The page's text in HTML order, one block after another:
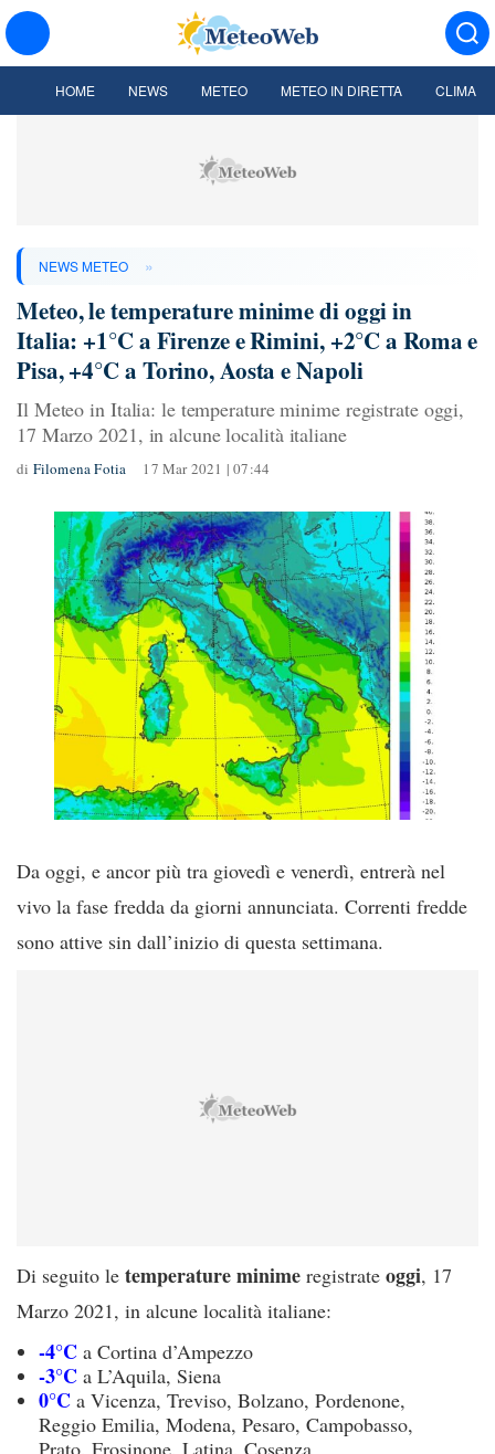
HOME NEWS METEO METEO IN DIRETTA CLIMA
NEWS METEO »
Meteo, le temperature minime di oggi in
Italia: +1°C a Firenze e Rimini, +2°C a Roma e
Pisa, +4°C a Torino, Aosta e Napoli
Il Meteo in Italia: le temperature minime registrate oggi,
17 Marzo 2021, in alcune località italiane
di Filomena Fotia 17 Mar 2021 | 07:44
Da oggi, e ancor più tra giovedì e venerdì, entrerà nel
vivo la fase fredda da giorni annunciata. Correnti fredde
sono attive sin dall’inizio di questa settimana.
Di seguito le temperature minime registrate oggi, 17
Marzo 2021, in alcune località italiane:
-4°C a Cortina d’Ampezzo
-3°C a L’Aquila, Siena
0°C a Vicenza, Treviso, Bolzano, Pordenone,
Reggio Emilia, Modena, Pesaro, Campobasso,
Prato, Frosinone, Latina, Cosenza